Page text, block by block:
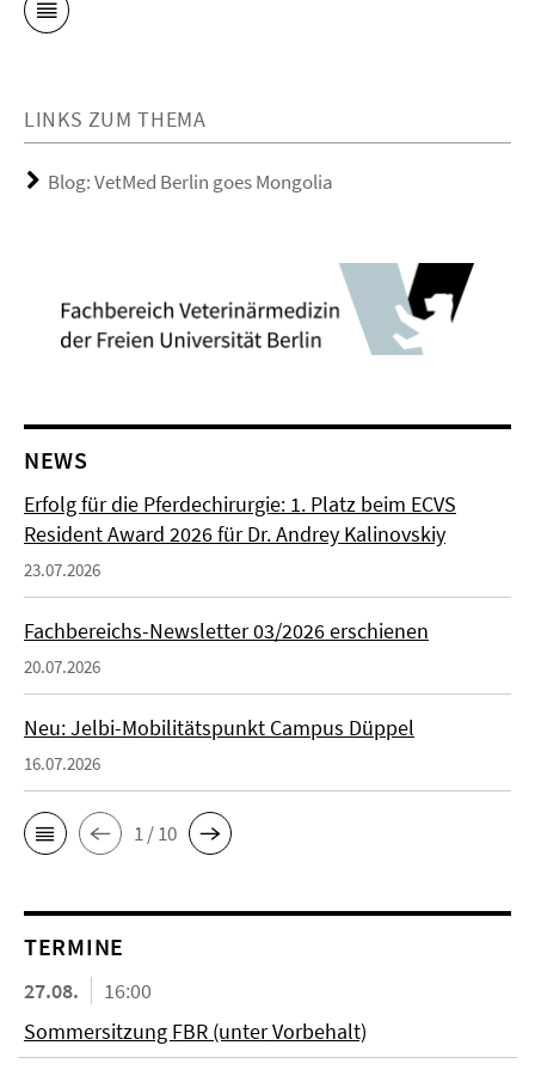
LINKS ZUM THEMA
Blog: VetMed Berlin goes Mongolia
NEWS
Erfolg für die Pferdechirurgie: 1. Platz beim ECVS
Resident Award 2026 für Dr. Andrey Kalinovskiy
23.07.2026
Fachbereichs-Newsletter 03/2026 erschienen
20.07.2026
Neu: Jelbi-Mobilitätspunkt Campus Düppel
16.07.2026
1 / 10
TERMINE
27.08.
16:00
Sommersitzung FBR (unter Vorbehalt)